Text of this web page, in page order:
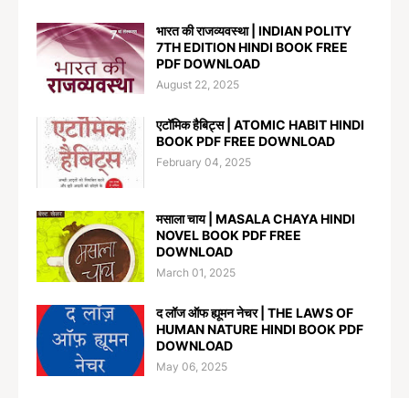
भारत की राजव्यवस्था | INDIAN POLITY
7TH EDITION HINDI BOOK FREE
PDF DOWNLOAD
August 22, 2025
एटॉमिक हैबिट्स | ATOMIC HABIT HINDI
BOOK PDF FREE DOWNLOAD
February 04, 2025
मसाला चाय | MASALA CHAYA HINDI
NOVEL BOOK PDF FREE
DOWNLOAD
March 01, 2025
द लॉज ऑफ ह्यूमन नेचर | THE LAWS OF
HUMAN NATURE HINDI BOOK PDF
DOWNLOAD
May 06, 2025